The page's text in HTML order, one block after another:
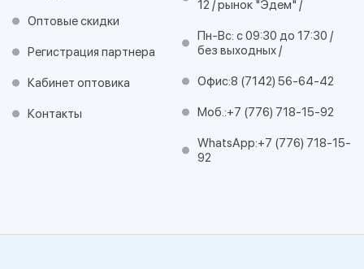
Оптовые скидки
Регистрация партнера
Кабинет оптовика
Контакты
12 / рынок "Эдем" /
Пн-Вс: с 09:30 до 17:30 /
без выходных /
Офис:8 (7142) 56-64-42
Моб.:+7 (776) 718-15-92
WhatsApp:+7 (776) 718-15-
92